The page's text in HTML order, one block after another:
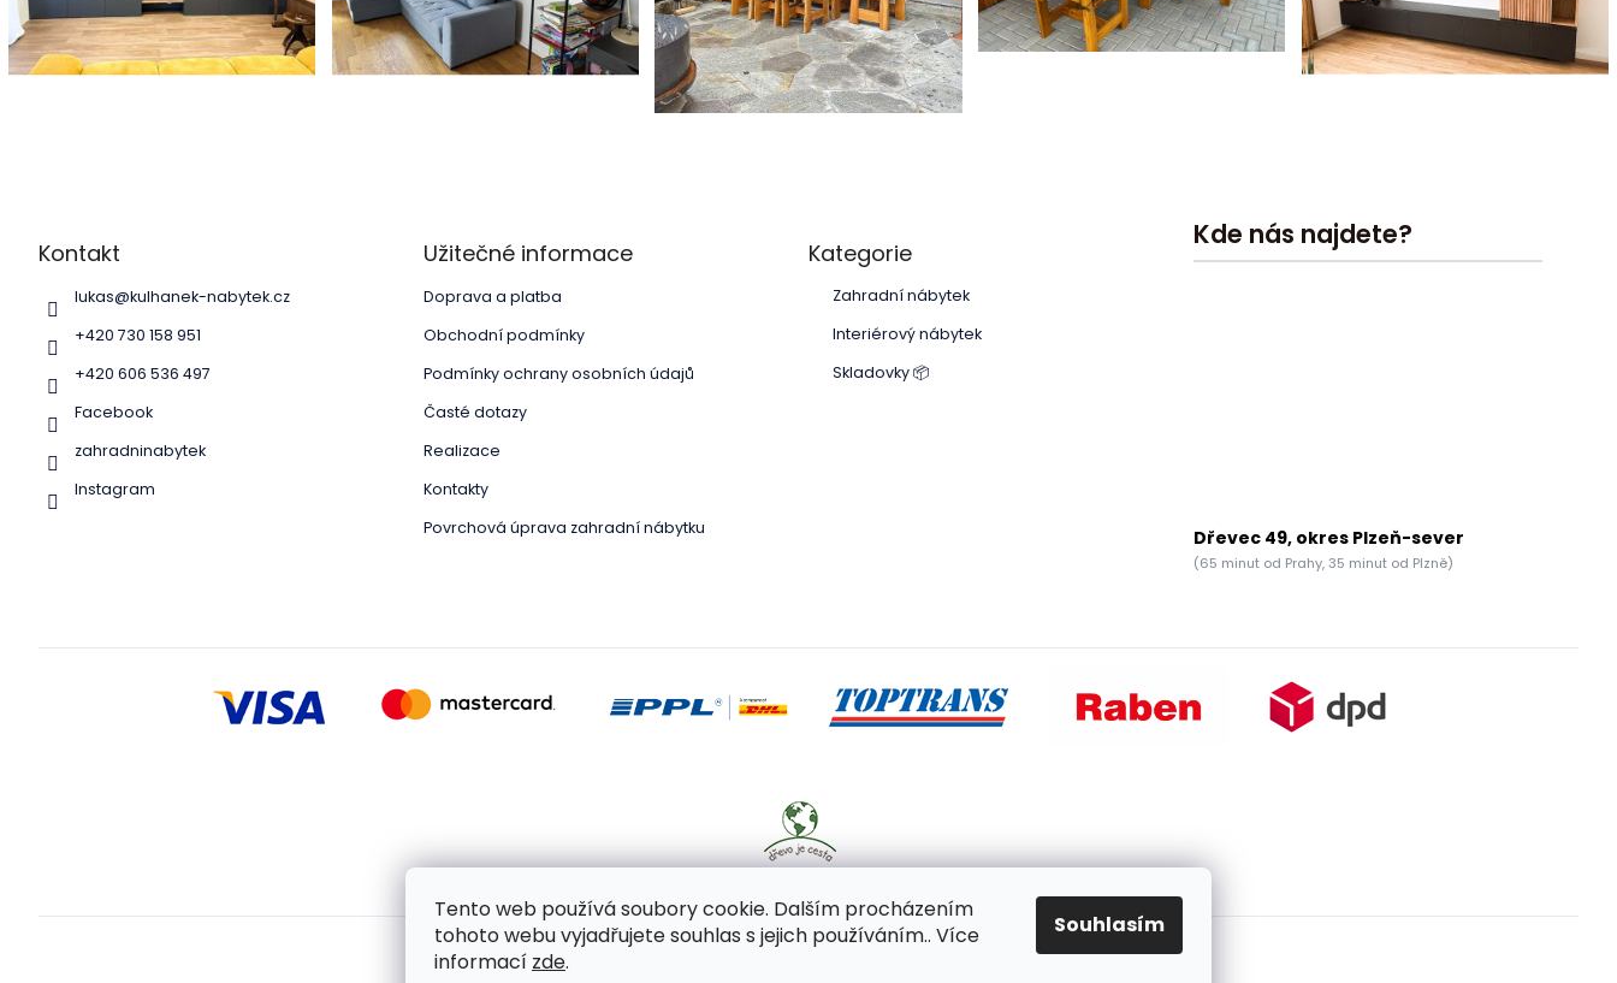
Tento web používá soubory cookie. Dalším procházením
tohoto webu vyjadřujete souhlas s jejich používáním.. Více
informací zde.
Souhlasím
Kontakt
lukas@kulhanek-nabytek.cz
+420 730 158 951
+420 606 536 497
Facebook
zahradninabytek
Instagram
Užitečné informace
Doprava a platba
Obchodní podmínky
Podmínky ochrany osobních údajů
Časté dotazy
Realizace
Kontakty
Povrchová úprava zahradní nábytku
kategorie
Kategorie
Zahradní nábytek
Interiérový nábytek
Skladovky 📦
Kde nás najdete?
Dřevec 49, okres Plzeň-sever
(65 minut od Prahy, 35 minut od Plzně)